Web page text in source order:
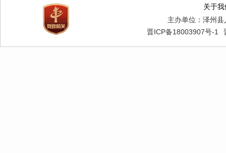
关于我
主办单位：泽州
晋ICP备18003907号-1